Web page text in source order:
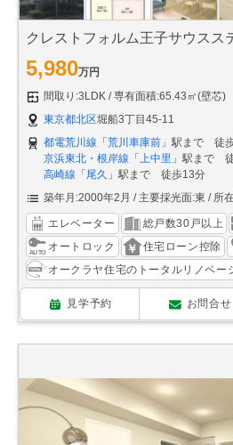
クレストフォルム王子サウスス
5,980万円
間取り:3LDK
専有面積:65.43㎡(壁芯)
東京都北区堀船3丁目45-11
都電荒川線 「荒川車庫前 」駅まで 徒
京浜東北・根岸線 「 上中里 」駅まで
高崎線 「尾久 」駅まで 徒歩13分
築年月:2000年2月
主要採光面:東 所
エレベーター 総戸数30戸以上
オートロック
住宅ローン控除
オークラヤ住宅のトータルリノベー
見学予約 お問合せ